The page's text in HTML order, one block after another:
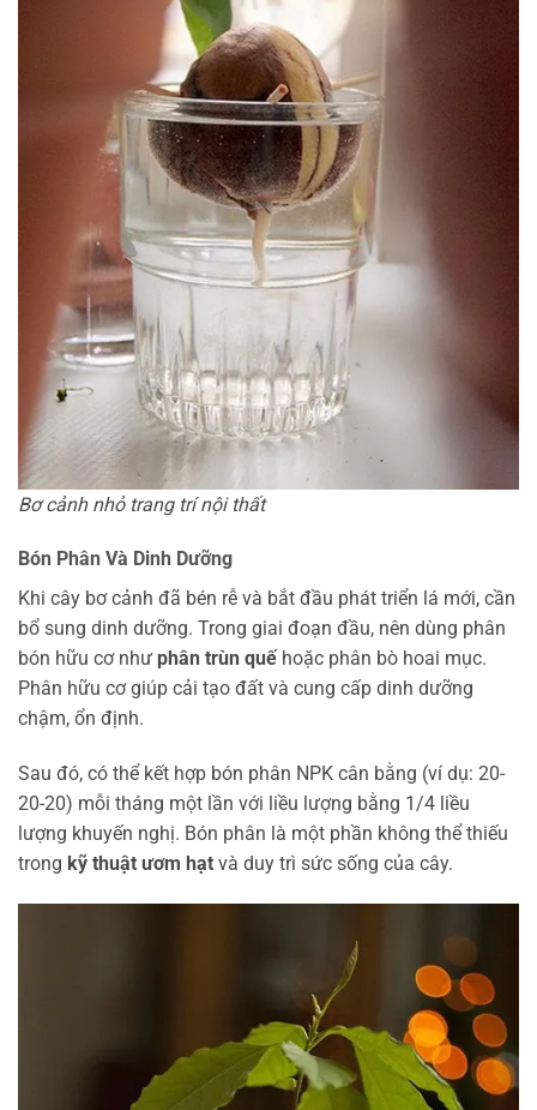
Bơ cảnh nhỏ trang trí nội thất
Bón Phân Và Dinh Dưỡng
Khi cây bơ cảnh đã bén rễ và bắt đầu phát triển lá mới, cần
bổ sung dinh dưỡng. Trong giai đoạn đầu, nên dùng phân
bón hữu cơ như phân trùn quế hoặc phân bò hoai mục.
Phân hữu cơ giúp cải tạo đất và cung cấp dinh dưỡng
chậm, ổn định.
Sau đó, có thể kết hợp bón phân NPK cân bằng (ví dụ: 20-
20-20) mỗi tháng một lần với liều lượng bằng 1/4 liều
lượng khuyến nghị. Bón phân là một phần không thể thiếu
trong kỹ thuật ươm hạt và duy trì sức sống của cây.